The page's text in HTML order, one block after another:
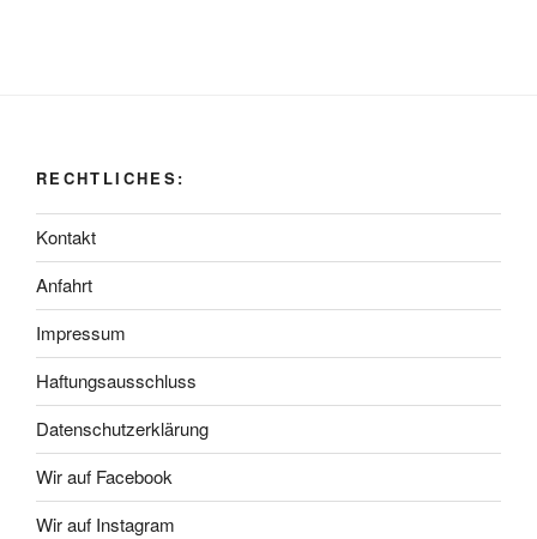
RECHTLICHES:
Kontakt
Anfahrt
Impressum
Haftungsausschluss
Datenschutzerklärung
Wir auf Facebook
Wir auf Instagram